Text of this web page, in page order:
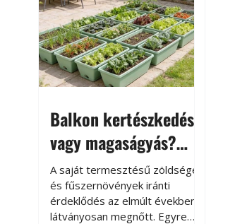
Balkon kertészkedés
vagy magaságyás?
Helytakarékos
kertészkedés
A saját termesztésű zöldségek
és fűszernövények iránti
érdeklődés az elmúlt években
látványosan megnőtt. Egyre